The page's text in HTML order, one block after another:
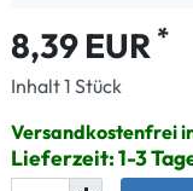
8,39 EUR *
Inhalt1 Stück
Versandkostenfrei
Lieferzeit: 1-3